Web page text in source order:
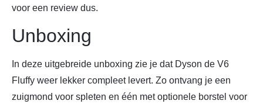
voor een review dus.
Unboxing
In deze uitgebreide unboxing zie je dat Dyson de V6
Fluffy weer lekker compleet levert. Zo ontvang je een
zuigmond voor spleten en één met optionele borstel voor